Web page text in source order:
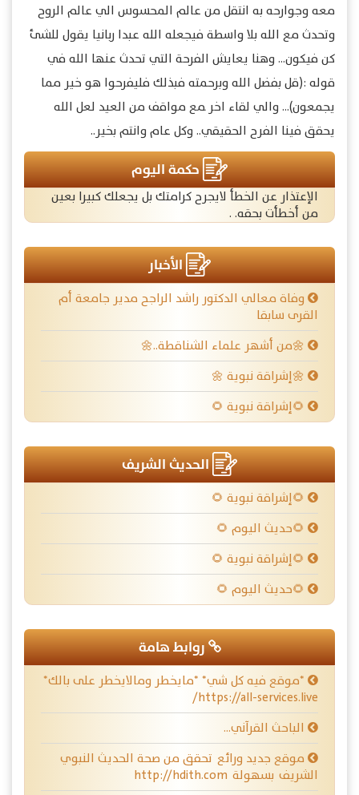
معه وجوارحه به انتقل من عالم المحسوس الي عالم الروح
وتحدث مع الله بلا واسطة فيجعله الله عبدا ربانيا يقول للشئ
كن فيكون… وهنا يعايش الفرحة التي تحدث عنها الله في
قوله :(قل بفضل الله وبرحمته فبذلك فليفرحوا هو خير مما
يجمعون)… والي لقاء اخر َمع مواقف من العيد لعل الله
يحقق فينا الفرح الحقيقي.. وكل عام وانتم بخير..
حكمة اليوم
الإعتذار عن الخطأ لايجرح كرامتك بل يجعلك كبيرا بعين
من أخطأت بحقه. .
الأخبار
وفاة معالي الدكتور راشد الراجح مدير جامعة أم
القرى سابقا
🌼من أشهر علماء الشناقطة..🌼
🌼إشراقة نبوية 🌼
🌻إشراقة نبوية 🌻
الحديث الشريف
🌻إشراقة نبوية 🌻
🌻حديث اليوم 🌻
🌻إشراقة نبوية 🌻
🌻حديث اليوم 🌻
روابط هامة
*موقع فيه كل شي* *مايخطر ومالايخطر على بالك*
https://all-services.live/
الباحث القرآني…
موقع جديد ورائع تحقق من صحة الحديث النبوي
الشريف بسهولة http://hdith.com